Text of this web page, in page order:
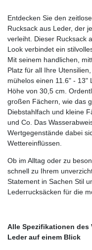
Entdecken Sie den
Rucksack aus Leder, der
verleiht. Dieser Rucksack
Look verbindet ein
Mit seinem handlichen,
Platz für all Ihre
mühelos einen 11.6" - 13"
Höhe von 30,5 cm.
großen Fächern, wie das
Diebstahlfach und kleine
und Co. Das
Wertgegenstände dabei
Wettereinflüssen.
Ob im Alltag oder zu
schnell zu Ihrem
Statement in Sachen Stil
Lederrucksäcken für die
Alle Spezifikationen des
Leder auf einem Blick